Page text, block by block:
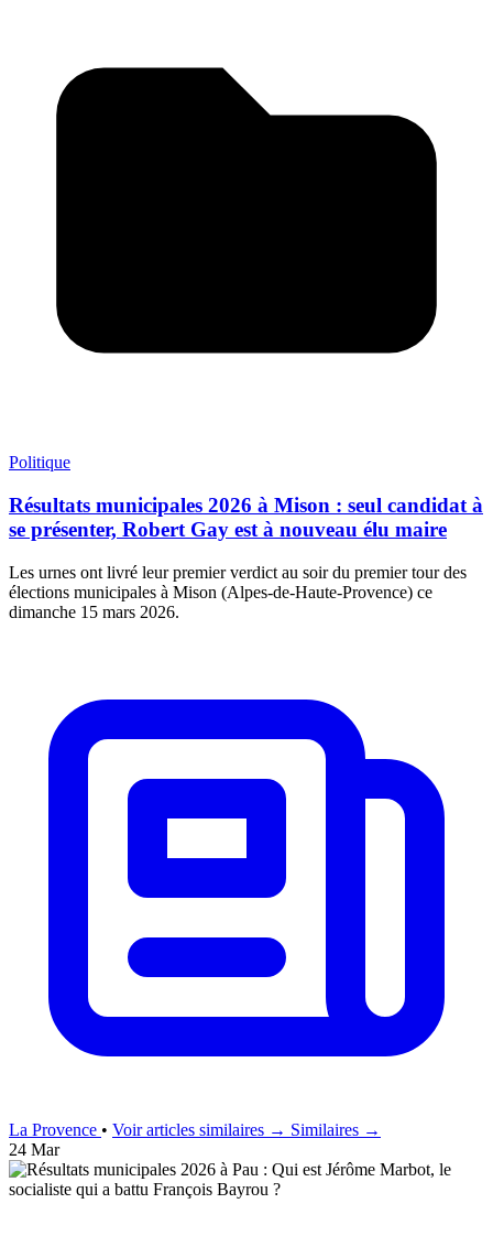
Politique
Résultats municipales 2026 à Mison : seul candidat à
se présenter, Robert Gay est à nouveau élu maire
Les urnes ont livré leur premier verdict au soir du premier tour des
élections municipales à Mison (Alpes-de-Haute-Provence) ce
dimanche 15 mars 2026.
La Provence • Voir articles similaires → Similaires →
24 Mar